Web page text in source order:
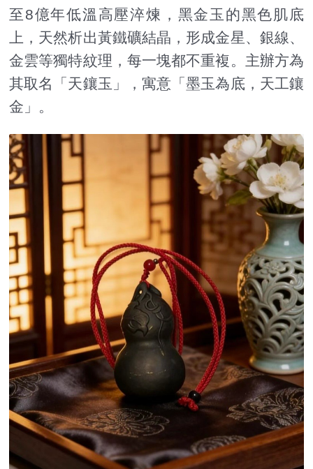
至8億年低溫高壓淬煉，黑金玉的黑色肌底
上，天然析出黃鐵礦結晶，形成金星、銀線、
金雲等獨特紋理，每一塊都不重複。主辦方為
其取名「天鑲玉」，寓意「墨玉為底，天工鑲
金」。